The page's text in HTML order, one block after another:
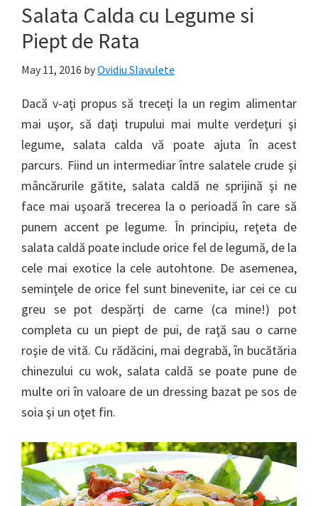
Salata Calda cu Legume si
Piept de Rata
May 11, 2016 byOvidiu Slavulete
Dacă v-aţi propus să treceţi la un regim alimentar
mai uşor, să daţi trupului mai multe verdeţuri şi
legume, salata calda vă poate ajuta în acest
parcurs. Fiind un intermediar între salatele crude şi
mâncărurile gătite, salata caldă ne sprijină şi ne
face mai uşoară trecerea la o perioadă în care să
punem accent pe legume. În principiu, reţeta de
salata caldă poate include orice fel de legumă, de la
cele mai exotice la cele autohtone. De asemenea,
seminţele de orice fel sunt binevenite, iar cei ce cu
greu se pot despărţi de carne (ca mine!) pot
completa cu un piept de pui, de raţă sau o carne
roşie de vită. Cu rădăcini, mai degrabă, în bucătăria
chinezului cu wok, salata caldă se poate pune de
multe ori în valoare de un dressing bazat pe sos de
soia şi un oţet fin.